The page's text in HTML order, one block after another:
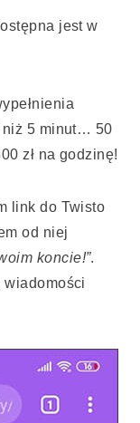
jest w
niż 5 minut… 50
zł na godzinę!
link do Twisto
od niej
koncie!”.
wiadomości